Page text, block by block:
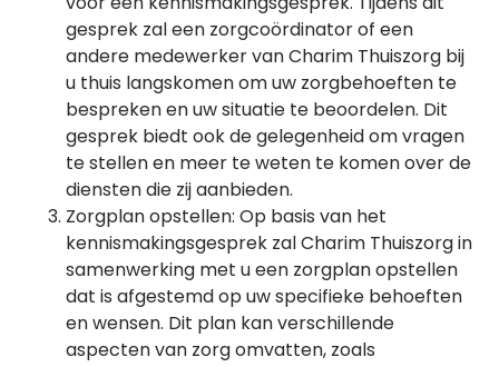
gesprek zal een zorgcoördinator of een
andere medewerker van Charim Thuiszorg bij
u thuis langskomen om uw zorgbehoeften te
bespreken en uw situatie te beoordelen. Dit
gesprek biedt ook de gelegenheid om vragen
te stellen en meer te weten te komen over de
diensten die zij aanbieden.
Zorgplan opstellen: Op basis van het
kennismakingsgesprek zal Charim Thuiszorg in
samenwerking met u een zorgplan opstellen
dat is afgestemd op uw specifieke behoeften
en wensen. Dit plan kan verschillende
aspecten van zorg omvatten, zoals